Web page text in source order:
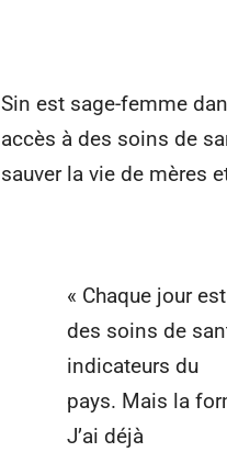
Sin est sage-femme
accès à des soins de
sauver la vie de mères
« Chaque jour
des soins de
indicateurs du
pays. Mais la
J’ai déjà